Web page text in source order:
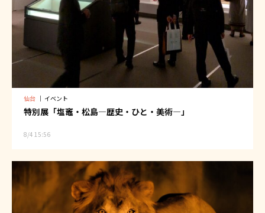
仙台 ｜ イベント
特別展「塩竈・松島―歴史・ひと・美術―」
8/4 15:56